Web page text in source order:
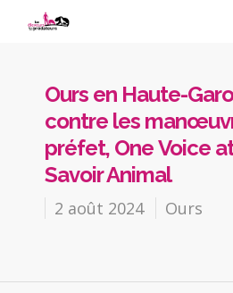
Ours en Haute-
contre les
préfet, One Voice
Savoir Animal
2 août 2024 Ours